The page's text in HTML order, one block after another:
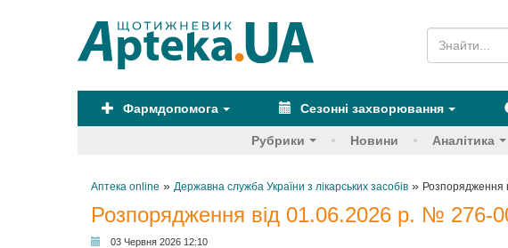
Фармдопомога Сезонні захворювання
Рубрики Новини Аналітика
Аптека online » Державна служба України з лікарських засобів » Розпорядження
Розпорядження від 01.06.2026 р. № 276-
03 Червня 2026 12:10